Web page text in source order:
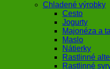
Chladené výrobky
Cesto
Jogurty
Majonéza a
Maslo
Nátierky
Rastlinné
Rastlinné